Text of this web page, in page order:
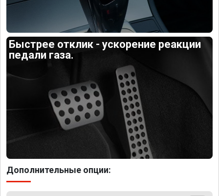
Быстрее отклик - ускорение реакции
педали газа.
Дополнительные опции: